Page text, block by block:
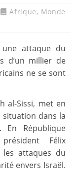
Afrique, Monde
attaque du
d’un millier de
ne se sont
al-Sissi, met en
dans la
République
Félix
les attaques du
envers Israël.